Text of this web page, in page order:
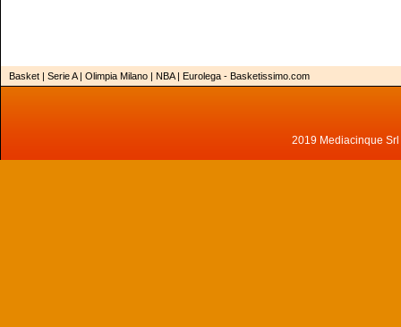
Basket | Serie A | Olimpia Milano | NBA | Eurolega - Basketissimo.com
2019 Mediacinque Srl